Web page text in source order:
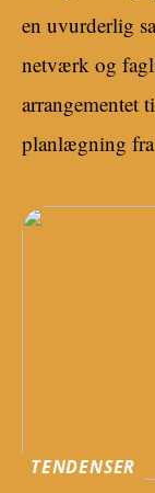
en uvurderlig
netværk og
arrangementet
planlægning
TENDENSER